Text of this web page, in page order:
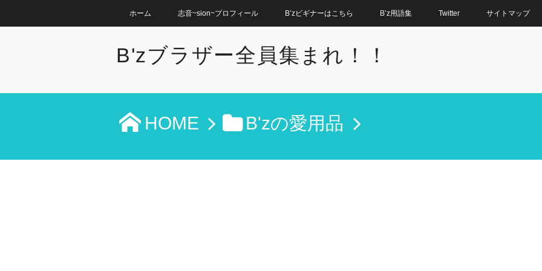
ホーム 志音~sion~プロフィール B’zビギナーはこちら B’z用語集 Twitter サイトマップ
B'zブラザー全員集まれ！！
HOME B'zの愛用品